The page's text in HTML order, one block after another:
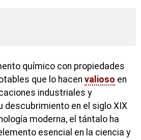
químico con propiedades
que lo hacen valioso en
industriales y
descubrimiento en el siglo XIX
moderna, el tántalo ha
esencial en la ciencia y